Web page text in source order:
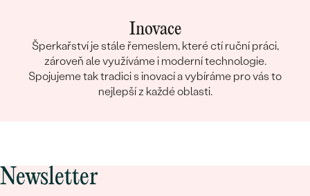
Inovace
Šperkařství je stále řemeslem, které ctí ruční práci,
zároveň ale využíváme i moderní technologie.
Spojujeme tak tradici s inovací a vybíráme pro vás to
nejlepší z každé oblasti.
Newsletter